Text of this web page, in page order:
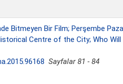
Bitmeyen Bir Film; Perşembe
Centre of the City; Who
Sayfalar 81 - 84